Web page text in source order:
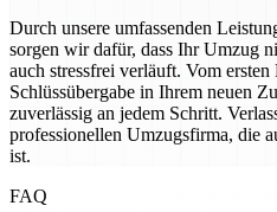
Durch unsere umfassenden
sorgen wir dafür, dass Ihr Umzug
auch stressfrei verläuft. Vom
Schlüssübergabe in Ihrem neuen
zuverlässig an jedem Schritt.
professionellen Umzugsfirma, die
ist.
FAQ